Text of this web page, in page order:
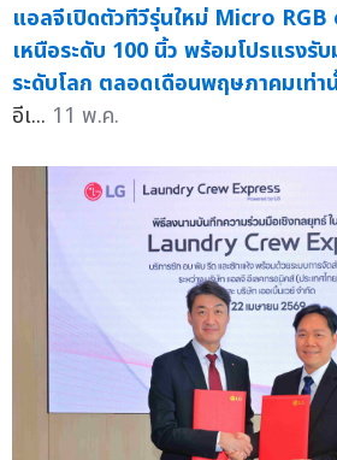
แอลจีเปิดตัวทีวีรุ่นใหม่ Micro
เหนือระดับ 100 นิ้ว พร้อมโปรแรงรั
ระดับโลก ตลอดเดือนพฤษภาคมเท่า
อีเ... 11 พ.ค.